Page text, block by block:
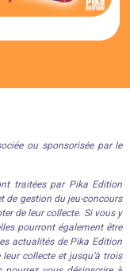
ou sponsorisée par le
traitées par Pika Edition
de gestion du jeu-concours
de leur collecte. Si vous y
pourront également être
actualités de Pika Edition
collecte et jusqu’à trois